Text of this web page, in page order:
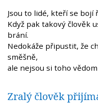
Jsou to lidé, kteří se bojí
Když pak takový člověk
brání.
Nedokáže připustit, že
směšně,
ale nejsou si toho
Zralý člověk